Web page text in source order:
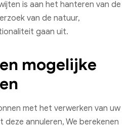
is aan het hanteren van de
van de natuur,
gaan uit.
mogelijke
met het verwerken van uw
deze annuleren, We berekenen